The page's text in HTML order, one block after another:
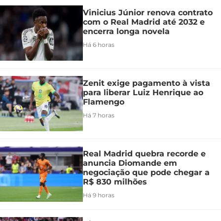
Vinicius Júnior renova contrato
com o Real Madrid até 2032 e
encerra longa novela
Há 6 horas
Zenit exige pagamento à vista
para liberar Luiz Henrique ao
Flamengo
Há 7 horas
Real Madrid quebra recorde e
anuncia Diomande em
negociação que pode chegar a
R$ 830 milhões
Há 9 horas